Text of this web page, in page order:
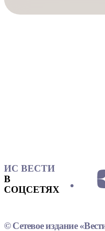
ИС ВЕСТИ
В
СОЦСЕТЯХ
© Сетевое издание